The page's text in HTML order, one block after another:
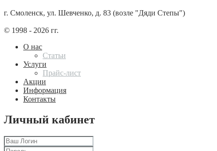
г. Смоленск, ул. Шевченко, д. 83 (возле "Дяди Степы")
© 1998 - 2026 гг.
О нас
Статьи
Услуги
Прайс-лист
Акции
Информация
Контакты
Личный кабинет